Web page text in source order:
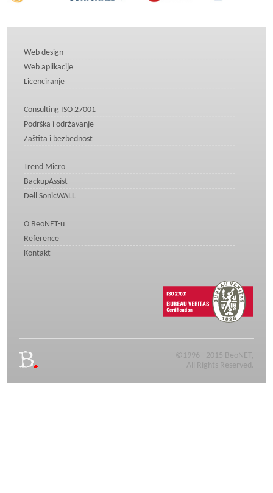
Web design
Web aplikacije
Licenciranje
Consulting ISO 27001
Podrška i održavanje
Zaštita i bezbednost
Trend Micro
BackupAssist
Dell SonicWALL
O BeoNET-u
Reference
Kontakt
©1996 - 2015 BeoNET,
All Rights Reserved.